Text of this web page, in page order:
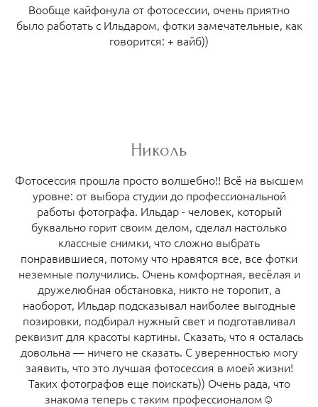
Вообще кайфонула от фотосессии, очень приятно
было работать с Ильдаром, фотки замечательные, как
говорится: + вайб))
Николь
Фотосессия прошла просто волшебно!! Всё на высшем
уровне: от выбора студии до профессиональной
работы фотографа. Ильдар - человек, который
буквально горит своим делом, сделал настолько
классные снимки, что сложно выбрать
понравившиеся, потому что нравятся все, все фотки
неземные получились. Очень комфортная, весёлая и
дружелюбная обстановка, никто не торопит, а
наоборот, Ильдар подсказывал наиболее выгодные
позировки, подбирал нужный свет и подготавливал
реквизит для красоты картины. Сказать, что я осталась
довольна — ничего не сказать. С уверенностью могу
заявить, что это лучшая фотосессия в моей жизни!
Таких фотографов еще поискать)) Очень рада, что
знакома теперь с таким профессионалом☺️